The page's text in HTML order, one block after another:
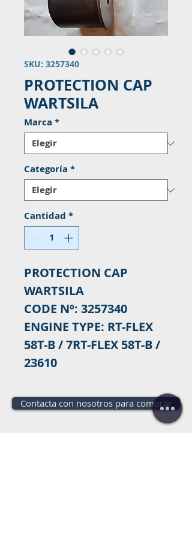
SKU: 3257340
PROTECTION CAP
WARTSILA
Marca *
Categoría *
Cantidad *
PROTECTION CAP
WARTSILA
CODE Nº: 3257340
ENGINE TYPE: RT-FLEX
58T-B / 7RT-FLEX 58T-B /
23610
Contacta con nosotros para comprar